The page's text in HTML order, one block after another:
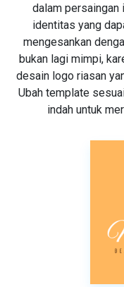
dalam persaingan
identitas yang
mengesankan
bukan lagi mimpi,
desain logo riasan
Ubah template
indah untuk